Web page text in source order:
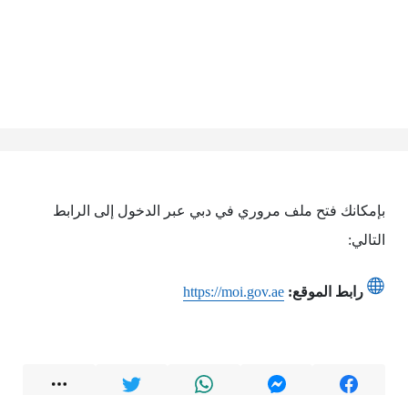
بإمكانك فتح ملف مروري في دبي عبر الدخول إلى الرابط
التالي:
رابط الموقع: https://moi.gov.ae